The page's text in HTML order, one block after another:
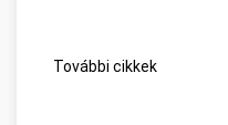
További cikkek